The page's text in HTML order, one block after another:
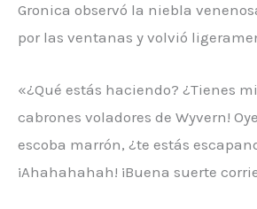
Gronica observó la niebla
por las ventanas y volvió
«¿Qué estás haciendo? ¿Tienes
cabrones voladores de Wyvern!
escoba marrón, ¿te estás
¡Ahahahahah! ¡Buena suerte